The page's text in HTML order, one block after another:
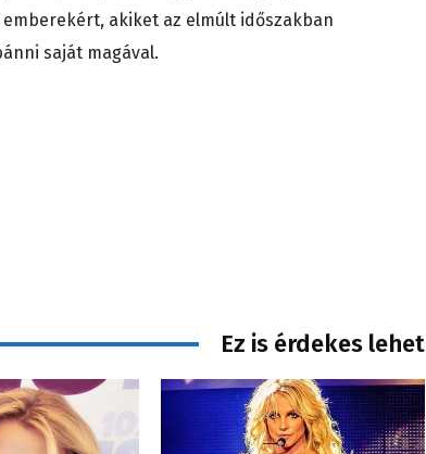
akiket az elmúlt időszakban
saját magával.
Ez is érdekes lehet